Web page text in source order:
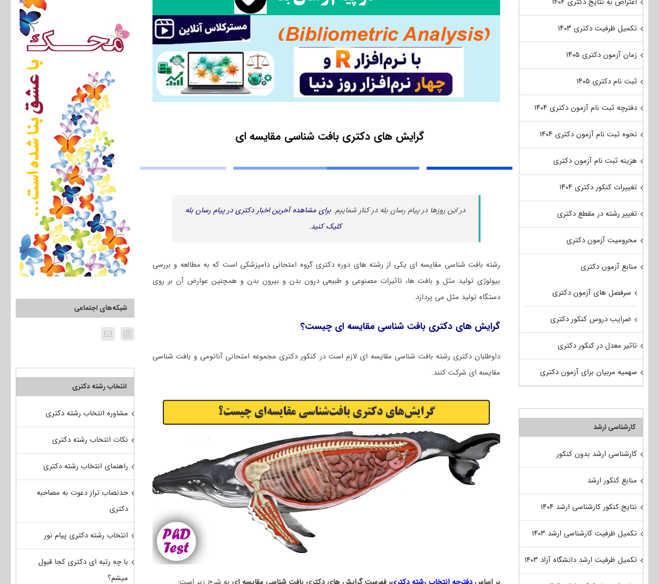
گرایش های دکتری بافت شناسی مقایسه ای
در این روزها در پیام رسان بله در کنار شماییم. برای مشاهده آخرین اخبار دکتری در پیام رسان بله
کلیک کنید.
رشته بافت شناسی مقایسه ای یکی از رشته های دوره دکتری گروه امتحانی دامپزشکی است که به مطالعه و بررسی
بیولوژی تولید مثل و بافت ها، تاثیرات مصنوعی و طبیعی درون بدن و بیرون بدن و همچنین عوارض آن بر روی
دستگاه تولید مثل می پردازد.
گرایش های دکتری بافت شناسی مقایسه ای چیست؟
داوطلبان دکتری رشته بافت شناسی مقایسه ای لازم است در کنکور دکتری مجموعه امتحانی آناتومی و بافت شناسی
مقایسه ای شرکت کنند.
شبکه‌های اجتماعی
انتخاب رشته دکتری
مشاوره انتخاب رشته دکتری
نکات انتخاب رشته دکتری
راهنمای انتخاب رشته دکتری
حدنصاب تراز دعوت به مصاحبه
دکتری
انتخاب رشته دکتری پیام نور
با چه رتبه ای دکتری کجا قبول
میشم؟
تکمیل ظرفیت دکتری ۱۴۰۳
زمان آزمون دکتری ۱۴۰۵
ثبت نام دکتری ۱۴۰۵
دفترچه ثبت نام آزمون دکتری ۱۴۰۴
نحوه ثبت نام آزمون دکتری ۱۴۰۴
هزینه ثبت نام آزمون دکتری
تغییرات کنکور دکتری ۱۴۰۴
تغییر رشته در مقطع دکتری
محرومیت آزمون دکتری
منابع آزمون دکتری
سرفصل های آزمون دکتری
ضرایب دروس کنکور دکتری
تاثیر معدل در کنکور دکتری
سهمیه مربیان برای آزمون دکتری
کارشناسی ارشد
کارشناسی ارشد بدون کنکور
منابع کنکور ارشد
نتایج کنکور کارشناسی ارشد ۱۴۰۴
تکمیل ظرفیت کارشناسی ارشد ۱۴۰۳
تکمیل ظرفیت ارشد دانشگاه آزاد ۱۴۰۳